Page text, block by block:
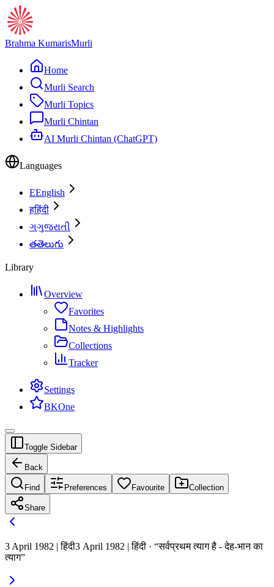
Brahma KumarisMurli
Home
Murli Search
Murli Topics
Murli Chintan
AI Murli Chintan (ChatGPT)
Languages
EEnglish
हहिंदी
ગગુજરાતી
తతెలుగు
Library
Overview
Favorites
Notes & Highlights
Collections
Tracker
Settings
BKOne
Toggle Sidebar
Back
Find Preferences Favourite Collection
Share
3 April 1982 | हिंदी3 April 1982 | हिंदी · “सर्वप्रथम त्याग है - देह-भान का
त्याग”